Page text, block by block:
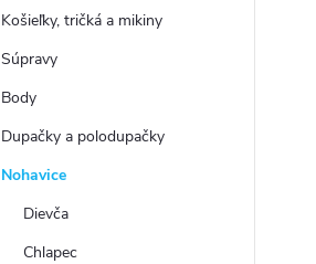
Košieľky, tričká a mikiny
Súpravy
Body
Dupačky a polodupačky
Nohavice
Dievča
Chlapec